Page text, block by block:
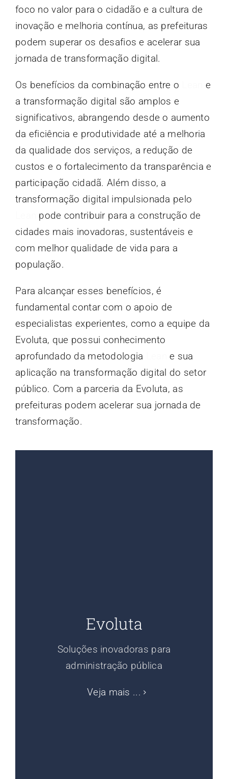
foco no valor para o cidadão e a cultura de
inovação e melhoria contínua, as prefeituras
podem superar os desafios e acelerar sua
jornada de transformação digital.
Os benefícios da combinação entre o
e
a transformação digital são amplos e
significativos, abrangendo desde o aumento
da eficiência e produtividade até a melhoria
da qualidade dos serviços, a redução de
custos e o fortalecimento da transparência e
participação cidadã. Além disso, a
transformação digital impulsionada pelo
pode contribuir para a construção de
cidades mais inovadoras, sustentáveis e
com melhor qualidade de vida para a
população.
Para alcançar esses benefícios, é
fundamental contar com o apoio de
especialistas experientes, como a equipe da
Evoluta, que possui conhecimento
aprofundado da metodologia
e sua
aplicação na transformação digital do setor
público. Com a parceria da Evoluta, as
prefeituras podem acelerar sua jornada de
transformação.
Evoluta
Soluções inovadoras para
administração pública
Veja mais ...